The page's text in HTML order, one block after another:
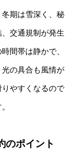
期は雪深く、秘
交通規制が発生
間帯は静かで、
の具合も風情が
やすくなるので
のポイント